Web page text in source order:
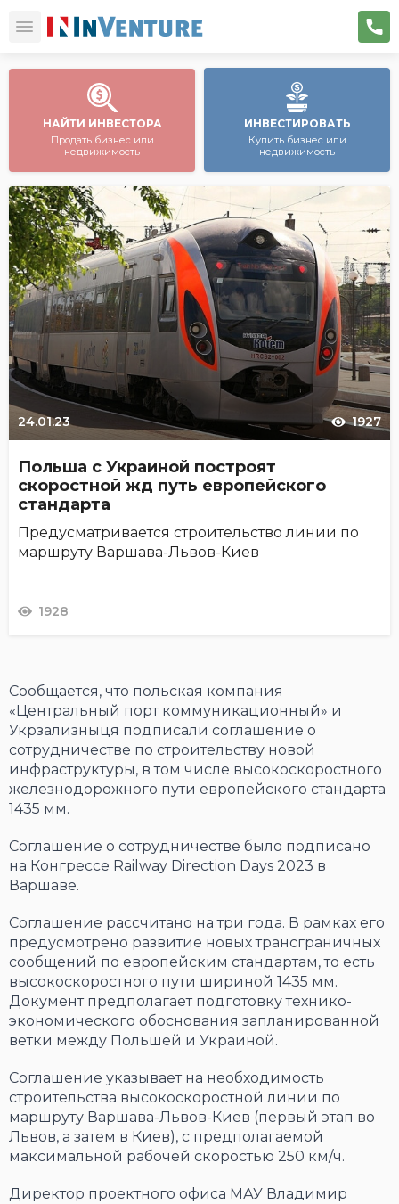
НАЙТИ ИНВЕСТОРА
Продать бизнес или
недвижимость
ИНВЕСТИРОВАТЬ
Купить бизнес или
недвижимость
24.01.23 1927
Польша с Украиной построят
скоростной жд путь европейского
стандарта
Предусматривается строительство линии по
маршруту Варшава-Львов-Киев
1928
Сообщается, что польская компания
«Центральный порт коммуникационный» и
Укрзализныця подписали соглашение о
сотрудничестве по строительству новой
инфраструктуры, в том числе высокоскоростного
железнодорожного пути европейского стандарта
1435 мм.
Соглашение о сотрудничестве было подписано
на Конгрессе Railway Direction Days 2023 в
Варшаве.
Соглашение рассчитано на три года. В рамках его
предусмотрено развитие новых трансграничных
сообщений по европейским стандартам, то есть
высокоскоростного пути шириной 1435 мм.
Документ предполагает подготовку технико-
экономического обоснования запланированной
ветки между Польшей и Украиной.
Соглашение указывает на необходимость
строительства высокоскоростной линии по
маршруту Варшава-Львов-Киев (первый этап во
Львов, а затем в Киев), с предполагаемой
максимальной рабочей скоростью 250 км/ч.
Директор проектного офиса МАУ Владимир